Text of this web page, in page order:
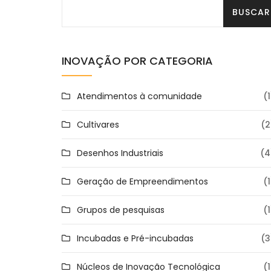
INOVAÇÃO POR CATEGORIA
Atendimentos à comunidade
Cultivares
Desenhos Industriais
Geração de Empreendimentos
Grupos de pesquisas
Incubadas e Pré-incubadas
Núcleos de Inovação Tecnológica